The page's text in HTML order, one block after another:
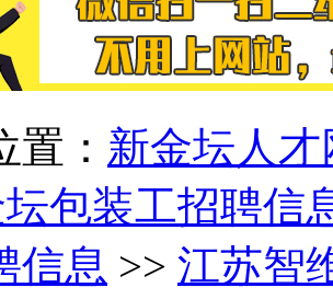
： 新金坛人才
包装工招聘信
信息 >> 江苏智